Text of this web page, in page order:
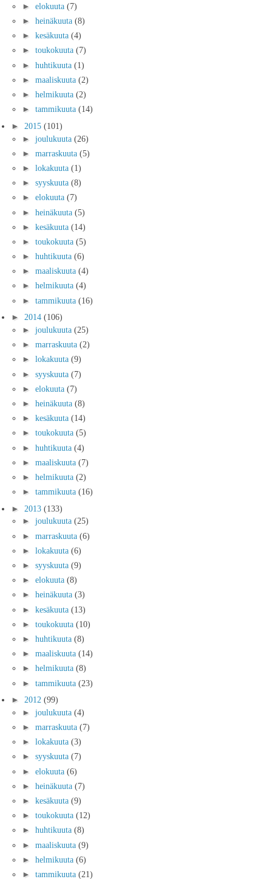
► elokuuta (7)
► heinäkuuta (8)
► kesäkuuta (4)
► toukokuuta (7)
► huhtikuuta (1)
► maaliskuuta (2)
► helmikuuta (2)
► tammikuuta (14)
► 2015 (101)
► joulukuuta (26)
► marraskuuta (5)
► lokakuuta (1)
► syyskuuta (8)
► elokuuta (7)
► heinäkuuta (5)
► kesäkuuta (14)
► toukokuuta (5)
► huhtikuuta (6)
► maaliskuuta (4)
► helmikuuta (4)
► tammikuuta (16)
► 2014 (106)
► joulukuuta (25)
► marraskuuta (2)
► lokakuuta (9)
► syyskuuta (7)
► elokuuta (7)
► heinäkuuta (8)
► kesäkuuta (14)
► toukokuuta (5)
► huhtikuuta (4)
► maaliskuuta (7)
► helmikuuta (2)
► tammikuuta (16)
► 2013 (133)
► joulukuuta (25)
► marraskuuta (6)
► lokakuuta (6)
► syyskuuta (9)
► elokuuta (8)
► heinäkuuta (3)
► kesäkuuta (13)
► toukokuuta (10)
► huhtikuuta (8)
► maaliskuuta (14)
► helmikuuta (8)
► tammikuuta (23)
► 2012 (99)
► joulukuuta (4)
► marraskuuta (7)
► lokakuuta (3)
► syyskuuta (7)
► elokuuta (6)
► heinäkuuta (7)
► kesäkuuta (9)
► toukokuuta (12)
► huhtikuuta (8)
► maaliskuuta (9)
► helmikuuta (6)
► tammikuuta (21)